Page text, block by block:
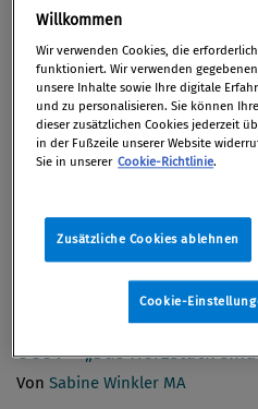
Tipps zur effektiven
Von Redaktion
Aktuelle OGH-
und Kartellen
Mag. Marc Lager LL.M.
ÖCOV – „Das Herzstück
Sabine Winkler MA
ÖCOV – „Das Herzstück
Von Sabine Winkler MA
Willkommen
Wir verwenden Cookies, die
funktioniert. Wir verwenden
unsere Inhalte sowie Ihre digitale
und zu personalisieren. Sie können
dieser zusätzlichen Cookies jederzeit
in der Fußzeile unserer Website
Sie in unserer Cookie-Richtlinie.
Zusätzliche Cookies ablehnen
Cookie-